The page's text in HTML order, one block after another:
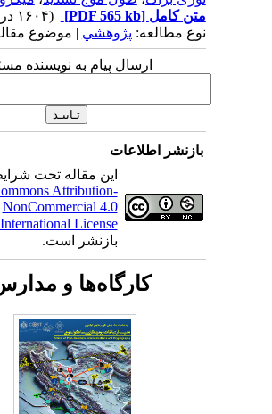
متن کامل[PDF 565 kb]
نوع مطالعه:پژوهشي| موضوع
ارسال پیام به نویسنده
بازنشر اطلاعات
این مقاله تحت
Commons Attribution-
NonCommercial 4.0
International License
بازنشر است.
کارگاه‌ها و مدارس